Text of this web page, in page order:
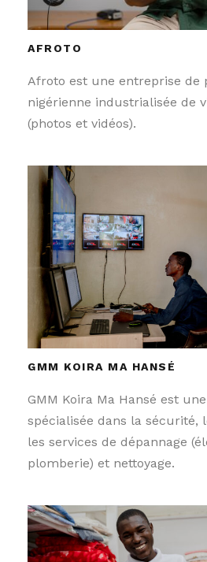
AFROTO
Afroto est une entreprise de
nigérienne industrialisée de
(photos et vidéos).
GMM KOIRA MA HANSÉ
GMM Koira Ma Hansé est
spécialisée dans la sécurité,
les services de dépannage
plomberie) et nettoyage.